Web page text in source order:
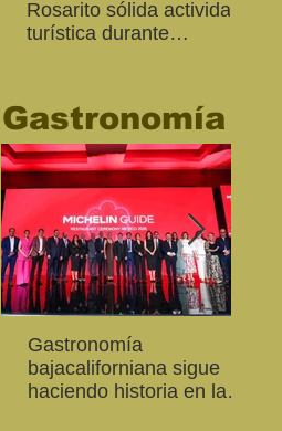
Estudiantes de la
Secundaria José Ma. Luis
Mora llevan su talento
Rosarito sólida actividad
turística durante
Gastronomía
bajacaliforniana sigue
haciendo historia en la
Gastronomía